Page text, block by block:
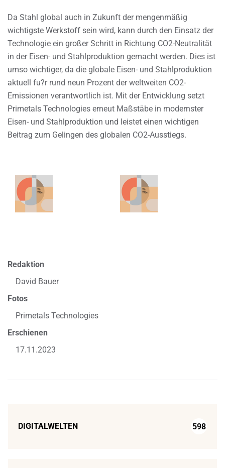
Da Stahl global auch in Zukunft der mengenmäßig
wichtigste Werkstoff sein wird, kann durch den Einsatz der
Technologie ein großer Schritt in Richtung CO2-Neutralität
in der Eisen- und Stahlproduktion gemacht werden. Dies ist
umso wichtiger, da die globale Eisen- und Stahlproduktion
aktuell fu?r rund neun Prozent der weltweiten CO2-
Emissionen verantwortlich ist. Mit der Entwicklung setzt
Primetals Technologies erneut Maßstäbe in modernster
Eisen- und Stahlproduktion und leistet einen wichtigen
Beitrag zum Gelingen des globalen CO2-Ausstiegs.
Redaktion
David Bauer
Fotos
Primetals Technologies
Erschienen
17.11.2023
DIGITALWELTEN 598